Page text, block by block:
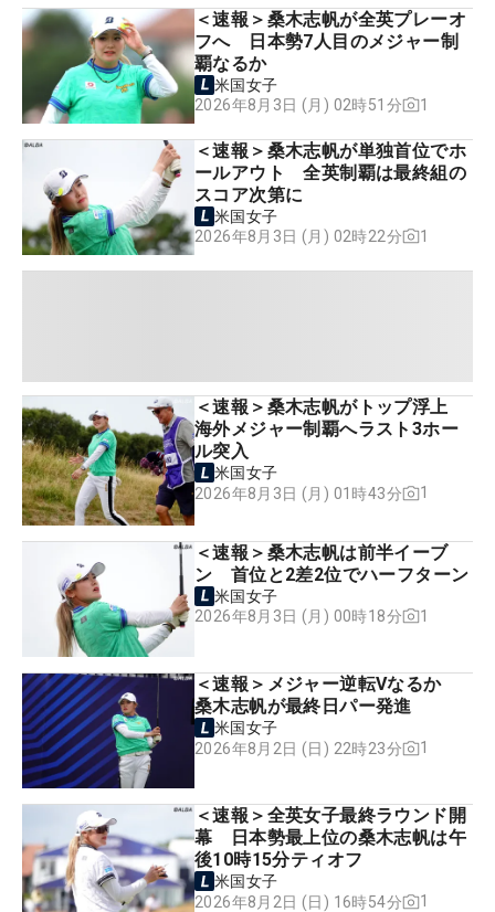
＜速報＞桑木志帆が全英プレーオ
フへ 日本勢7人目のメジャー制
覇なるか
米国女子
2026年8月3日 (月) 02時51分
1
＜速報＞桑木志帆が単独首位でホ
ールアウト 全英制覇は最終組の
スコア次第に
米国女子
2026年8月3日 (月) 02時22分
1
＜速報＞桑木志帆がトップ浮上
海外メジャー制覇へラスト3ホー
ル突入
米国女子
2026年8月3日 (月) 01時43分
1
＜速報＞桑木志帆は前半イーブ
ン 首位と2差2位でハーフターン
米国女子
2026年8月3日 (月) 00時18分
1
＜速報＞メジャー逆転Vなるか
桑木志帆が最終日パー発進
米国女子
2026年8月2日 (日) 22時23分
1
＜速報＞全英女子最終ラウンド開
幕 日本勢最上位の桑木志帆は午
後10時15分ティオフ
米国女子
2026年8月2日 (日) 16時54分
1